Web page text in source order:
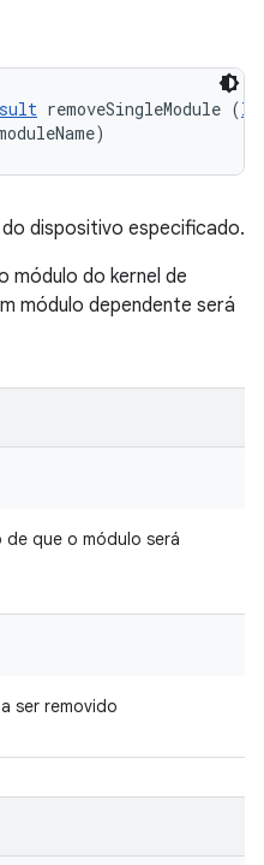
removeSingleModule (
dispositivo especificado.
módulo do kernel de
módulo dependente será
que o módulo será
ser removido